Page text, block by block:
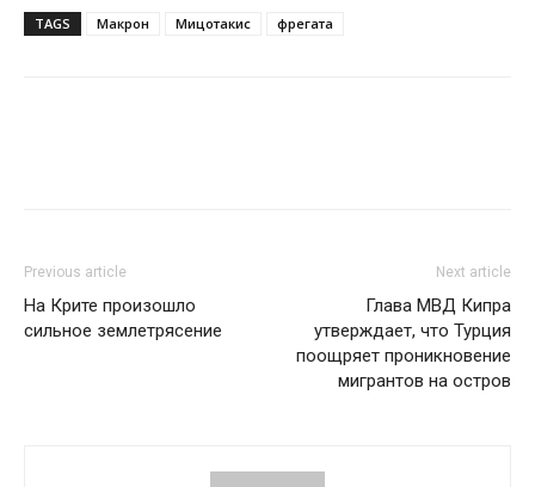
TAGS Макрон Мицотакис фрегата
Previous article
На Крите произошло
сильное землетрясение
Next article
Глава МВД Кипра
утверждает, что Турция
поощряет проникновение
мигрантов на остров